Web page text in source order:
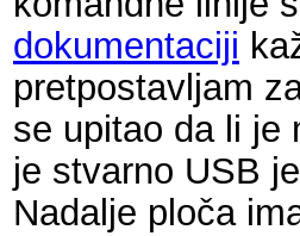
dokumentaciji
pretpostavljam
se upitao da li je
je stvarno USB
Nadalje ploča